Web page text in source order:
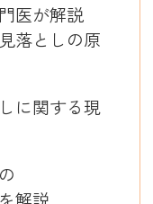
医が解説
落としの原
に関する現